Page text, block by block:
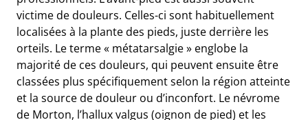
victime de douleurs. Celles-ci sont habituellement
localisées à la plante des pieds, juste derrière les
orteils. Le terme « métatarsalgie » englobe la
majorité de ces douleurs, qui peuvent ensuite être
classées plus spécifiquement selon la région atteinte
et la source de douleur ou d’inconfort. Le névrome
de Morton, l’hallux valgus (oignon de pied) et les